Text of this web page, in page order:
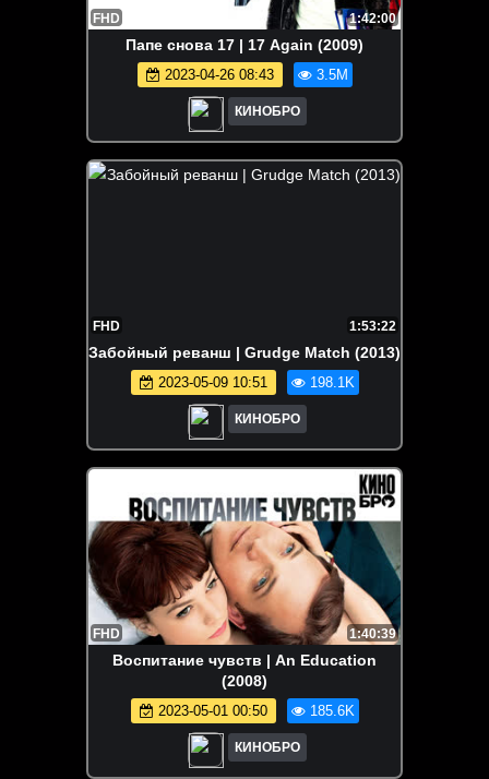
FHD 1:42:00
Папе снова 17 | 17 Again (2009)
2023-04-26 08:43 3.5M
КИНОБРО
FHD 1:53:22
Забойный реванш | Grudge Match (2013)
2023-05-09 10:51 198.1K
КИНОБРО
FHD 1:40:39
Воспитание чувств | An Education
(2008)
2023-05-01 00:50 185.6K
КИНОБРО